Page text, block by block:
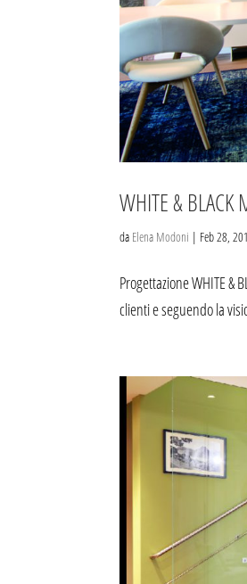
WHITE &
da Elena Modoni | Feb 28,
Progettazione WHITE &
clienti e seguendo la